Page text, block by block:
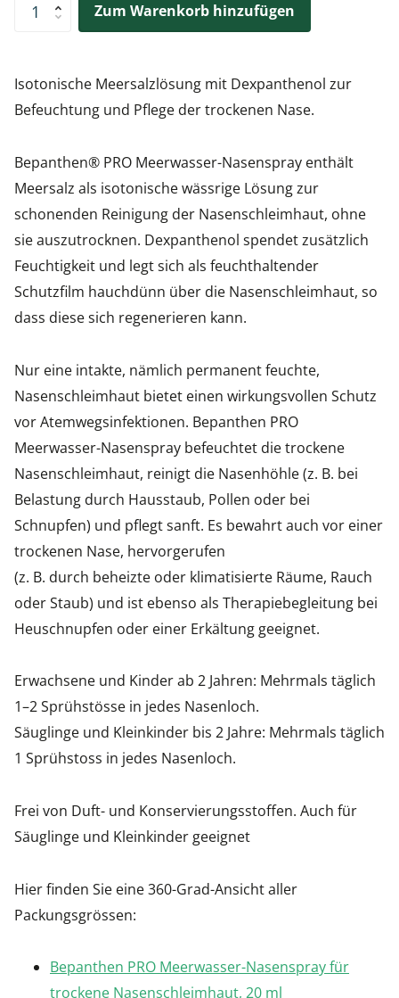
Zum Warenkorb hinzufügen
Isotonische Meersalzlösung mit Dexpanthenol zur
Befeuchtung und Pflege der trockenen Nase.
Bepanthen® PRO Meerwasser-Nasenspray enthält
Meersalz als isotonische wässrige Lösung zur
schonenden Reinigung der Nasenschleimhaut, ohne
sie auszutrocknen. Dexpanthenol spendet zusätzlich
Feuchtigkeit und legt sich als feuchthaltender
Schutzfilm hauchdünn über die Nasenschleimhaut, so
dass diese sich regenerieren kann.
Nur eine intakte, nämlich permanent feuchte,
Nasenschleimhaut bietet einen wirkungsvollen Schutz
vor Atemwegsinfektionen. Bepanthen PRO
Meerwasser-Nasenspray befeuchtet die trockene
Nasenschleimhaut, reinigt die Nasenhöhle (z. B. bei
Belastung durch Hausstaub, Pollen oder bei
Schnupfen) und pflegt sanft. Es bewahrt auch vor einer
trockenen Nase, hervorgerufen
(z. B. durch beheizte oder klimatisierte Räume, Rauch
oder Staub) und ist ebenso als Therapiebegleitung bei
Heuschnupfen oder einer Erkältung geeignet.
Erwachsene und Kinder ab 2 Jahren: Mehrmals täglich
1–2 Sprühstösse in jedes Nasenloch.
Säuglinge und Kleinkinder bis 2 Jahre: Mehrmals täglich
1 Sprühstoss in jedes Nasenloch.
Frei von Duft- und Konservierungsstoffen. Auch für
Säuglinge und Kleinkinder geeignet
Hier finden Sie eine 360-Grad-Ansicht aller
Packungsgrössen:
Bepanthen PRO Meerwasser-Nasenspray für
trockene Nasenschleimhaut, 20 ml